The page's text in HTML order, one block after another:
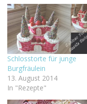
Schlosstorte für junge
Burgfräulein
13. August 2014
In "Rezepte"